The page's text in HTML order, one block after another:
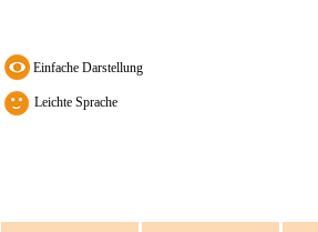
Leichte Sprache